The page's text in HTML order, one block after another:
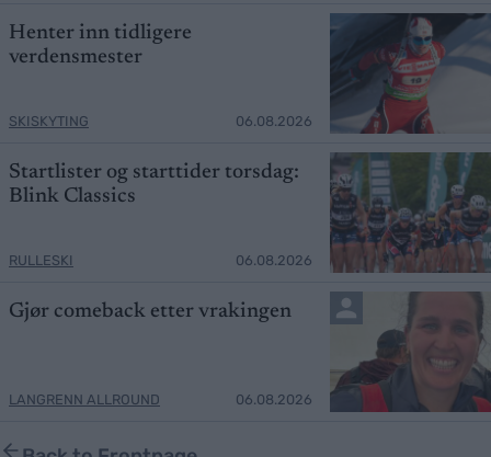
Henter inn tidligere
verdensmester
SKISKYTING 06.08.2026
Startlister og starttider torsdag:
Blink Classics
RULLESKI 06.08.2026
Gjør comeback etter vrakingen
LANGRENN ALLROUND 06.08.2026